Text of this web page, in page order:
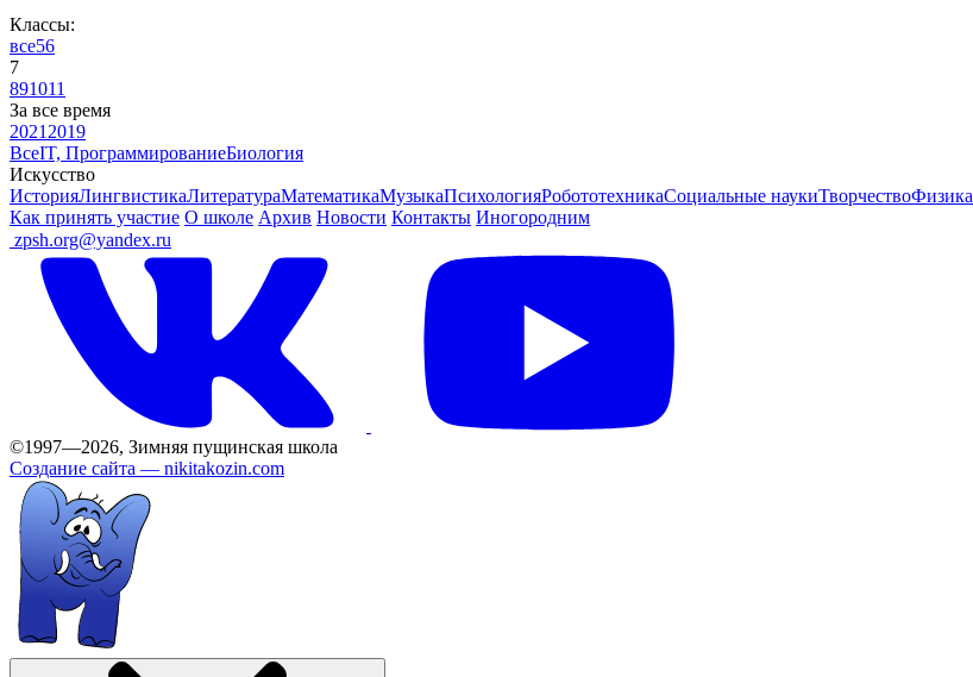
Классы:
все56
7
891011
За все время
2021 2019
ВсеIT, ПрограммированиеБиология
Искусство
ИсторияЛингвистикаЛитератураМатематикаМузыкаПсихологияРобототехникаСоциальные наукиТворчествоФизика
Как принять участие О школе Архив Новости Контакты Иногородним
zpsh.org@yandex.ru
©1997—2026, Зимняя пущинская школа
Создание сайта — nikitakozin.com